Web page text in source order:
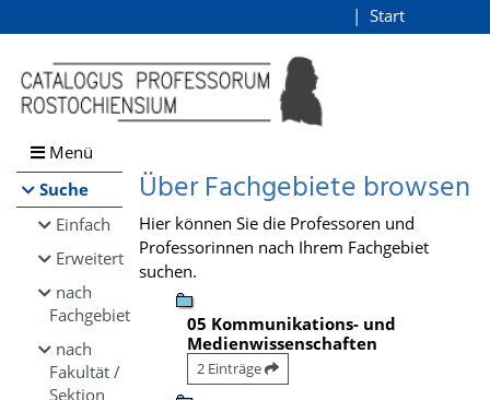
Browsen
direkt zum Inhalt
Start
Menü
Suche
Einfach
Erweitert
nach
Fachgebiet
nach
Fakultät /
Sektion
Über Fachgebiete browsen
Hier können Sie die Professoren und
Professorinnen nach Ihrem Fachgebiet
suchen.
05 Kommunikations- und
Medienwissenschaften
2 Einträge